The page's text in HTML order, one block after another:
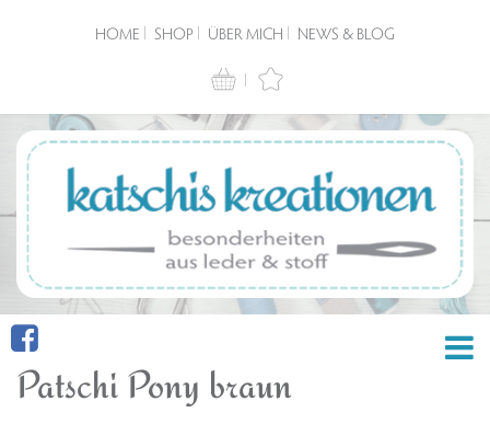
HOME SHOP ÜBER MICH NEWS & BLOG
Patschi Pony braun